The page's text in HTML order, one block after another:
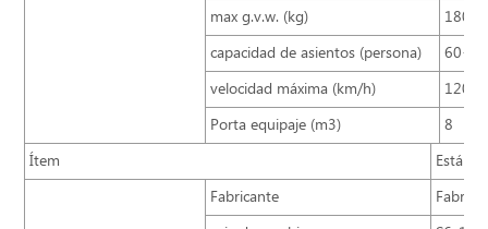
max g.v.w. (kg)
18000
capacidad de asientos (persona)
velocidad máxima (km/h)
120
Porta equipaje (m3)
8
Ítem
Fabricante